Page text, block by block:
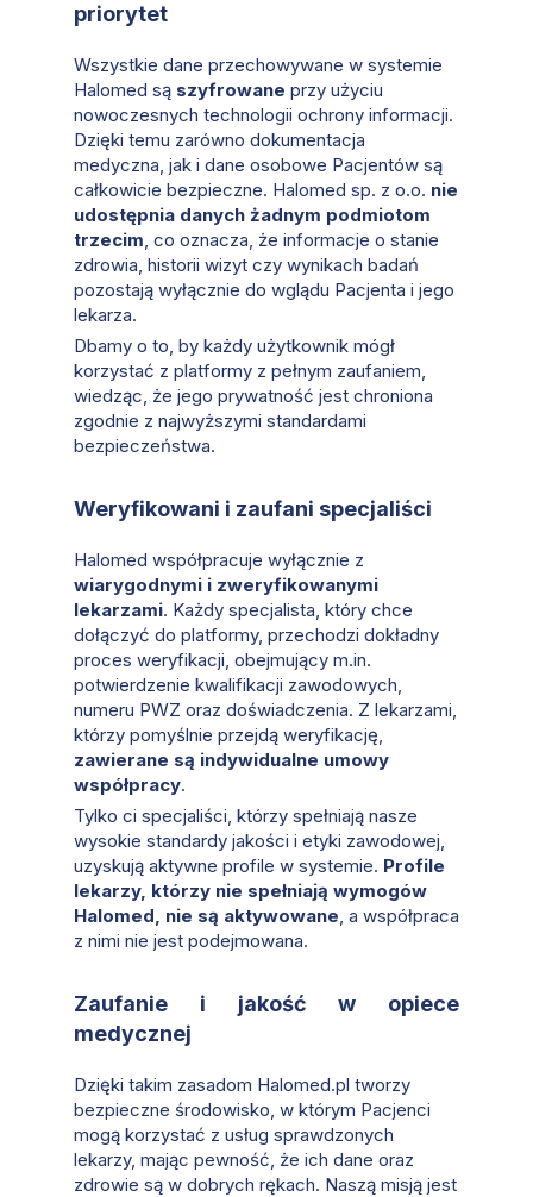
priorytet
Wszystkie dane przechowywane w systemie
Halomed są szyfrowane przy użyciu
nowoczesnych technologii ochrony informacji.
Dzięki temu zarówno dokumentacja
medyczna, jak i dane osobowe Pacjentów są
całkowicie bezpieczne. Halomed sp. z o.o. nie
udostępnia danych żadnym podmiotom
trzecim, co oznacza, że informacje o stanie
zdrowia, historii wizyt czy wynikach badań
pozostają wyłącznie do wglądu Pacjenta i jego
lekarza.
Dbamy o to, by każdy użytkownik mógł
korzystać z platformy z pełnym zaufaniem,
wiedząc, że jego prywatność jest chroniona
zgodnie z najwyższymi standardami
bezpieczeństwa.
Weryfikowani i zaufani specjaliści
Halomed współpracuje wyłącznie z
wiarygodnymi i zweryfikowanymi
lekarzami. Każdy specjalista, który chce
dołączyć do platformy, przechodzi dokładny
proces weryfikacji, obejmujący m.in.
potwierdzenie kwalifikacji zawodowych,
numeru PWZ oraz doświadczenia. Z lekarzami,
którzy pomyślnie przejdą weryfikację,
zawierane są indywidualne umowy
współpracy.
Tylko ci specjaliści, którzy spełniają nasze
wysokie standardy jakości i etyki zawodowej,
uzyskują aktywne profile w systemie. Profile
lekarzy, którzy nie spełniają wymogów
Halomed, nie są aktywowane, a współpraca
z nimi nie jest podejmowana.
Zaufanie i jakość w opiece
medycznej
Dzięki takim zasadom Halomed.pl tworzy
bezpieczne środowisko, w którym Pacjenci
mogą korzystać z usług sprawdzonych
lekarzy, mając pewność, że ich dane oraz
zdrowie są w dobrych rękach. Naszą misją jest